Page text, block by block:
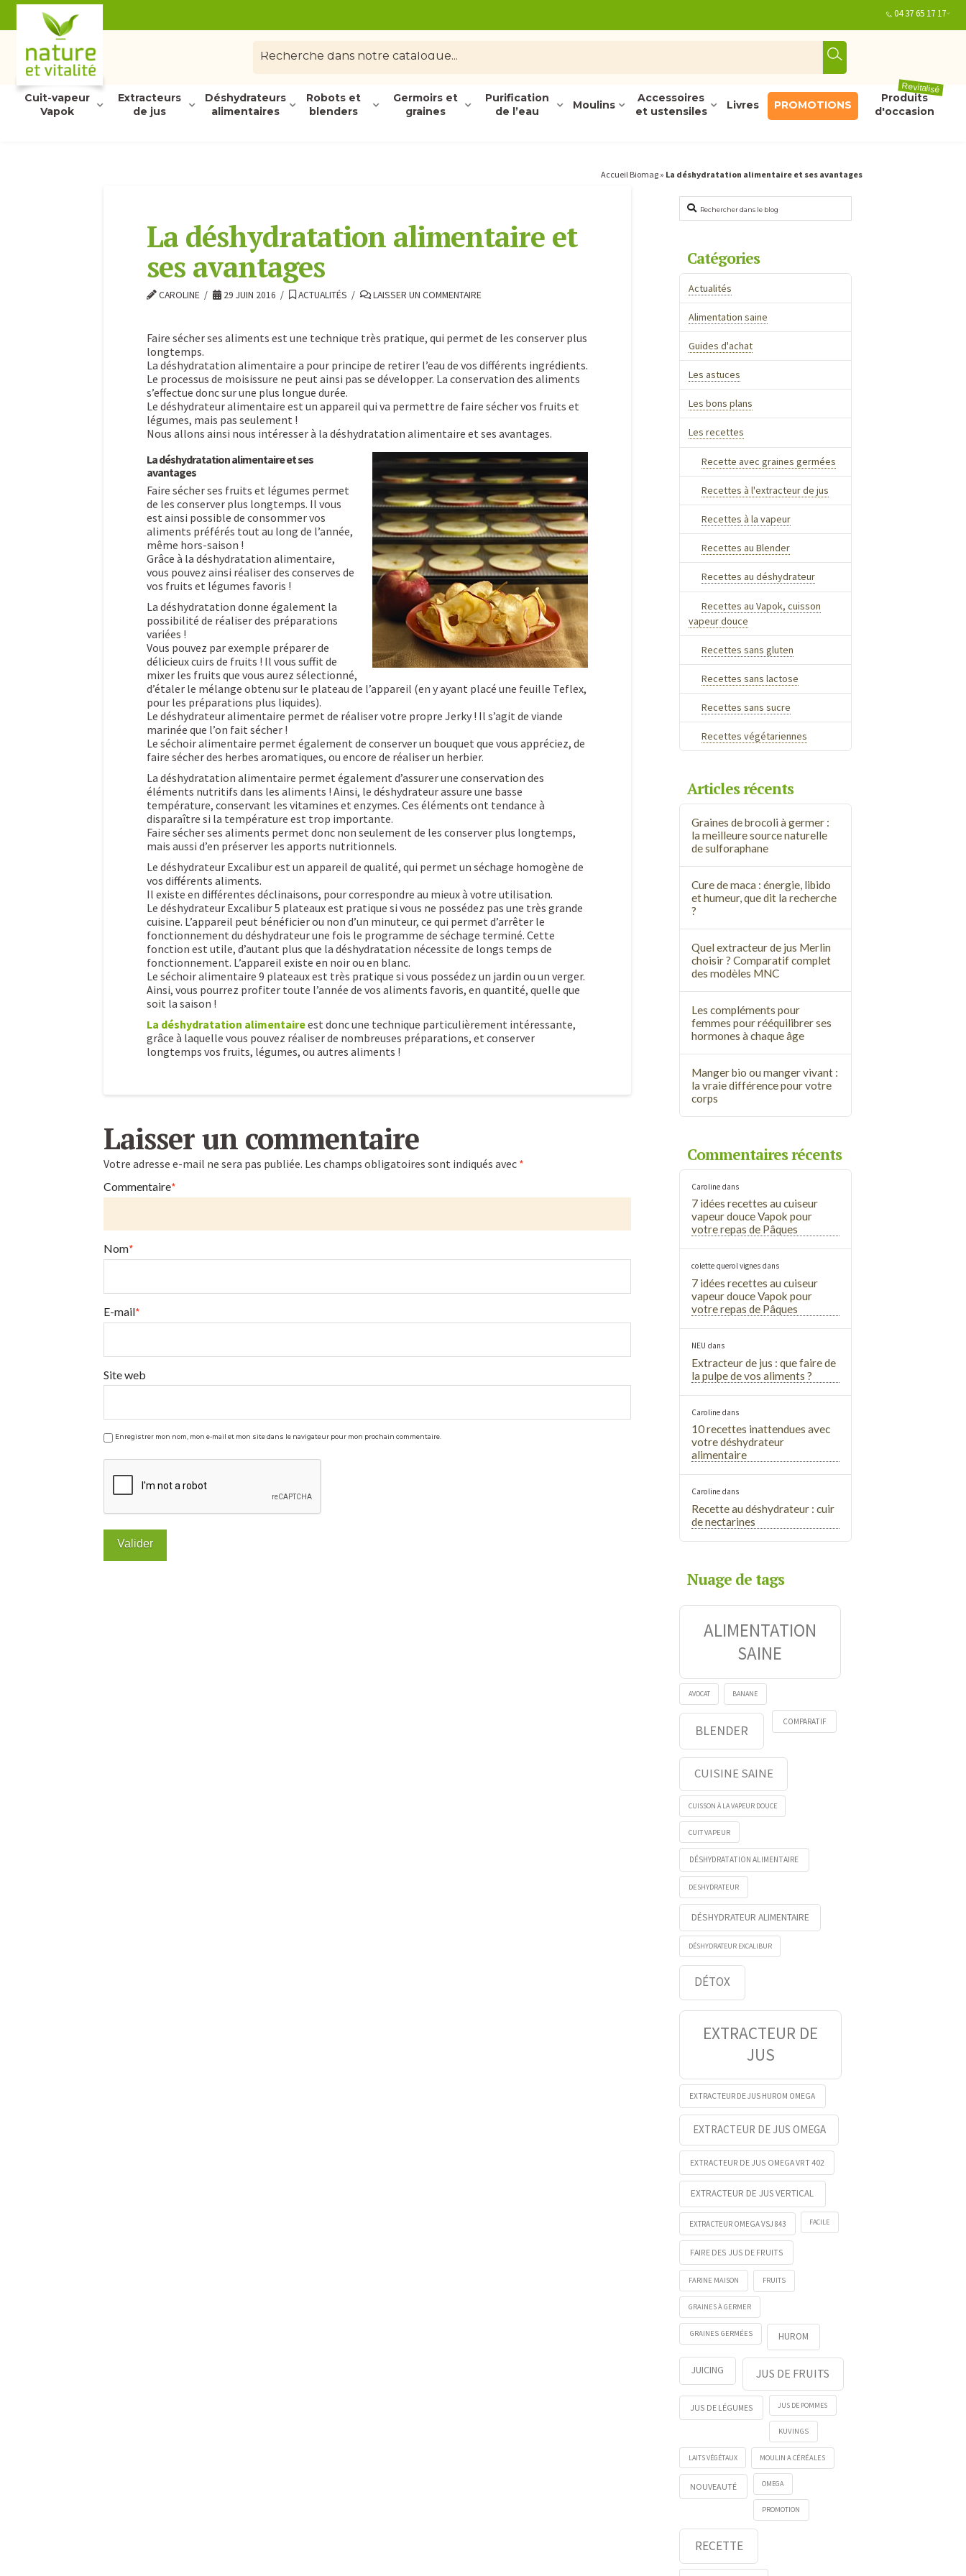
04 37 65 17 17
Cuit-vapeur
Vapok
Extracteurs
de jus
Déshydrateurs
alimentaires
Robots et
blenders
Germoirs et
graines
Purification
de l’eau
Moulins
Accessoires
et ustensiles
Livres PROMOTIONS
Produits
d'occasion
Revitalisé
Accueil Biomag » La déshydratation alimentaire et ses avantages
La déshydratation alimentaire et
ses avantages
CAROLINE 29 JUIN 2016 ACTUALITÉS LAISSER UN COMMENTAIRE
Faire sécher ses aliments est une technique très pratique, qui permet de les conserver plus
longtemps.
La déshydratation alimentaire a pour principe de retirer l’eau de vos différents ingrédients.
Le processus de moisissure ne peut ainsi pas se développer. La conservation des aliments
s’effectue donc sur une plus longue durée.
Le déshydrateur alimentaire est un appareil qui va permettre de faire sécher vos fruits et
légumes, mais pas seulement !
Nous allons ainsi nous intéresser à la déshydratation alimentaire et ses avantages.
La déshydratation alimentaire et ses
avantages
Faire sécher ses fruits et légumes permet
de les conserver plus longtemps. Il vous
est ainsi possible de consommer vos
aliments préférés tout au long de l’année,
même hors-saison !
Grâce à la déshydratation alimentaire,
vous pouvez ainsi réaliser des conserves de
vos fruits et légumes favoris !
La déshydratation donne également la
possibilité de réaliser des préparations
variées !
Vous pouvez par exemple préparer de
délicieux cuirs de fruits ! Il vous suffit de
mixer les fruits que vous aurez sélectionné,
d’étaler le mélange obtenu sur le plateau de l’appareil (en y ayant placé une feuille Teflex,
pour les préparations plus liquides).
Le déshydrateur alimentaire permet de réaliser votre propre Jerky ! Il s’agit de viande
marinée que l’on fait sécher !
Le séchoir alimentaire permet également de conserver un bouquet que vous appréciez, de
faire sécher des herbes aromatiques, ou encore de réaliser un herbier.
La déshydratation alimentaire permet également d’assurer une conservation des
éléments nutritifs dans les aliments ! Ainsi, le déshydrateur assure une basse
température, conservant les vitamines et enzymes. Ces éléments ont tendance à
disparaître si la température est trop importante.
Faire sécher ses aliments permet donc non seulement de les conserver plus longtemps,
mais aussi d’en préserver les apports nutritionnels.
Le déshydrateur Excalibur est un appareil de qualité, qui permet un séchage homogène de
vos différents aliments.
Il existe en différentes déclinaisons, pour correspondre au mieux à votre utilisation.
Le déshydrateur Excalibur 5 plateaux est pratique si vous ne possédez pas une très grande
cuisine. L’appareil peut bénéficier ou non d’un minuteur, ce qui permet d’arrêter le
fonctionnement du déshydrateur une fois le programme de séchage terminé. Cette
fonction est utile, d’autant plus que la déshydratation nécessite de longs temps de
fonctionnement. L’appareil existe en noir ou en blanc.
Le séchoir alimentaire 9 plateaux est très pratique si vous possédez un jardin ou un verger.
Ainsi, vous pourrez profiter toute l’année de vos aliments favoris, en quantité, quelle que
soit la saison !
La déshydratation alimentaireest donc une technique particulièrement intéressante,
grâce à laquelle vous pouvez réaliser de nombreuses préparations, et conserver
longtemps vos fruits, légumes, ou autres aliments !
déshydratation
alimentaire
et
avantages
Laisser un commentaire
Votre adresse e-mail ne sera pas publiée. Les champs obligatoires sont indiqués avec *
Commentaire*
Nom*
E-mail*
Site web
Enregistrer mon nom, mon e-mail et mon site dans le navigateur pour mon prochain commentaire.
Rechercher
Catégories
Actualités
Alimentation saine
Guides d'achat
Les astuces
Les bons plans
Les recettes
Recette avec graines germées
Recettes à l'extracteur de jus
Recettes à la vapeur
Recettes au Blender
Recettes au déshydrateur
Recettes au Vapok, cuisson
vapeur douce
Recettes sans gluten
Recettes sans lactose
Recettes sans sucre
Recettes végétariennes
Articles récents
Graines de brocoli à germer :
la meilleure source naturelle
de sulforaphane
Cure de maca : énergie, libido
et humeur, que dit la recherche
?
Quel extracteur de jus Merlin
choisir ? Comparatif complet
des modèles MNC
Les compléments pour
femmes pour rééquilibrer ses
hormones à chaque âge
Manger bio ou manger vivant :
la vraie différence pour votre
corps
Commentaires récents
Caroline dans
7 idées recettes au cuiseur
vapeur douce Vapok pour
votre repas de Pâques
colette querol vignes dans
7 idées recettes au cuiseur
vapeur douce Vapok pour
votre repas de Pâques
NEU dans
Extracteur de jus : que faire de
la pulpe de vos aliments ?
Caroline dans
10 recettes inattendues avec
votre déshydrateur
alimentaire
Caroline dans
Recette au déshydrateur : cuir
de nectarines
Nuage de tags
ALIMENTATION
SAINE
AVOCAT BANANE
BLENDER
COMPARATIF
CUISINE SAINE
CUISSON À LA VAPEUR DOUCE
CUIT VAPEUR
DÉSHYDRATATION ALIMENTAIRE
DESHYDRATEUR
DÉSHYDRATEUR ALIMENTAIRE
DÉSHYDRATEUR EXCALIBUR
DÉTOX
EXTRACTEUR DE
JUS
EXTRACTEUR DE JUS HUROM OMEGA
EXTRACTEUR DE JUS OMEGA
EXTRACTEUR DE JUS OMEGA VRT 402
EXTRACTEUR DE JUS VERTICAL
EXTRACTEUR OMEGA VSJ 843 FACILE
FAIRE DES JUS DE FRUITS
FARINE MAISON FRUITS
GRAINES À GERMER
GRAINES GERMÉES HUROM
JUICING JUS DE FRUITS
JUS DE LÉGUMES JUS DE POMMES
KUVINGS
LAITS VÉGÉTAUX MOULIN A CÉRÉALES
NOUVEAUTÉ OMEGA
PROMOTION
RECETTE